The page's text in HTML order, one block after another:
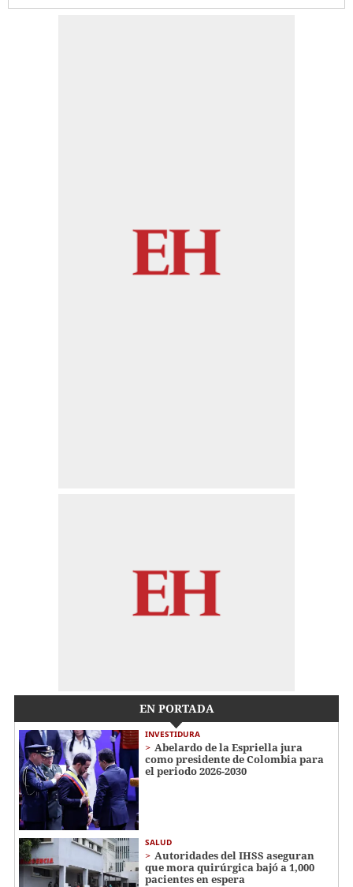
EN PORTADA
INVESTIDURA
Abelardo de la Espriella jura
como presidente de Colombia para
el periodo 2026-2030
SALUD
Autoridades del IHSS aseguran
que mora quirúrgica bajó a 1,000
pacientes en espera